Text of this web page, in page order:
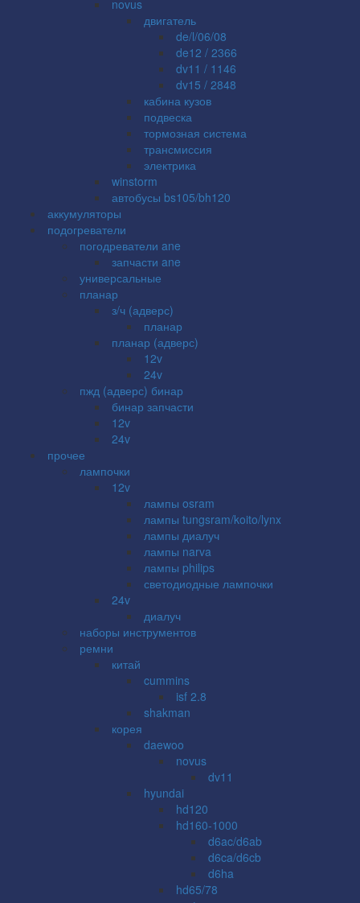
novus
двигатель
de/l/06/08
de12 / 2366
dv11 / 1146
dv15 / 2848
кабина кузов
подвеска
тормозная система
трансмиссия
электрика
winstorm
автобусы bs105/bh120
аккумуляторы
подогреватели
погодреватели ane
запчасти ane
универсальные
планар
з/ч (адверс)
планар
планар (адверс)
12v
24v
пжд (адверс) бинар
бинар запчасти
12v
24v
прочее
лампочки
12v
лампы osram
лампы tungsram/koito/lynx
лампы диалуч
лампы narva
лампы philips
светодиодные лампочки
24v
диалуч
наборы инструментов
ремни
китай
cummins
isf 2.8
shakman
корея
daewoo
novus
dv11
hyundai
hd120
hd160-1000
d6ac/d6ab
d6ca/d6cb
d6ha
hd65/78